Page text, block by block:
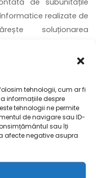
tehnologii, cum ar fi
informațiile despre
tehnologii ne permite
de navigare sau ID-
sau îți
afecte negative asupra
de subunitățile
realizate de
soluționarea
/ lună
lei / zi
cu ocazia zilei